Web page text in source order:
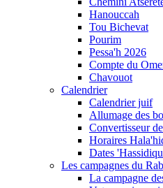
Hanouccah
Tou Bichevat
Pourim
Pessa'h 2026
Compte du
Chavouot
Calendrier
Calendrier juif
Allumage des
Convertisseur
Horaires
Dates
Les campagnes du
La campagne